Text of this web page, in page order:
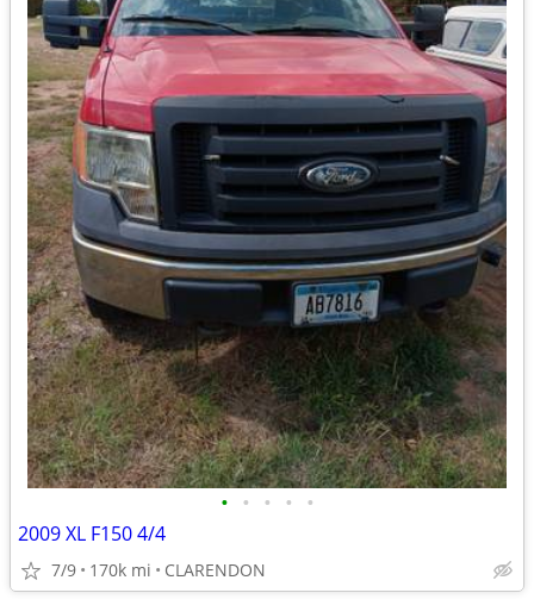
• • • • •
2009 XL F150 4/4
7/9 170k mi CLARENDON